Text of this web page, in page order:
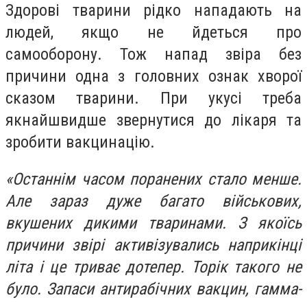
Здорові тварини рідко нападають на
людей, якщо не йдеться про
самооборону. Тож напад звіра без
причини одна з головних ознак хворої
сказом тварини. При укусі треба
якнайшвидше звернутися до лікаря та
зробити вакцинацію.
«Останнім часом поранених стало менше.
Але зараз дуже багато військових,
вкушених дикими тваринами. З якоїсь
причини звірі активізувались наприкінці
літа і це триває дотепер. Торік такого не
було. Запаси антирабічних вакцин, гамма-